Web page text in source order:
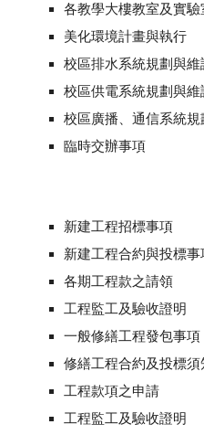
各教學大樓教室及實
美化環境計畫與執行
校區排水系統規劃與維
校區供電系統規劃與維
校區廣播、通信系統
臨時交辦事項
新建工程招標事項
新建工程合約與投標事
各期工程款之請領
工程監工及驗收證明
一般修繕工程發包事項
修繕工程合約及投標須
工程款項之申請
工程監工及驗收證明